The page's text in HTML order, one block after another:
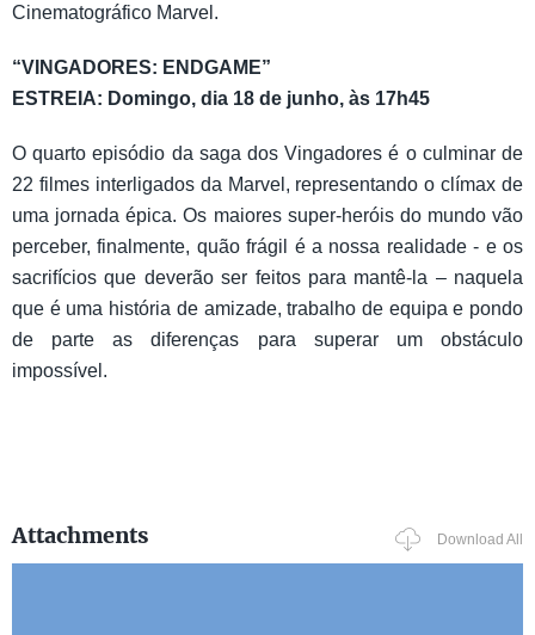
Cinematográfico Marvel.
“VINGADORES: ENDGAME”
ESTREIA: Domingo, dia 18 de junho, às 17h45
O quarto episódio da saga dos Vingadores é o culminar de
22 filmes interligados da Marvel, representando o clímax de
uma jornada épica. Os maiores super-heróis do mundo vão
perceber, finalmente, quão frágil é a nossa realidade - e os
sacrifícios que deverão ser feitos para mantê-la – naquela
que é uma história de amizade, trabalho de equipa e pondo
de parte as diferenças para superar um obstáculo
impossível.
Attachments Download All